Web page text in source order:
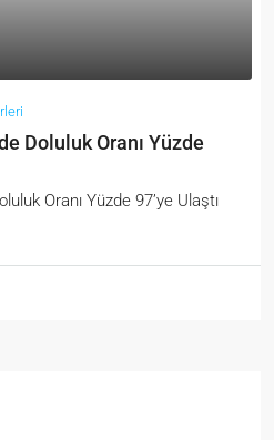
Doluluk Oranı Yüzde
Oranı Yüzde 97’ye Ulaştı